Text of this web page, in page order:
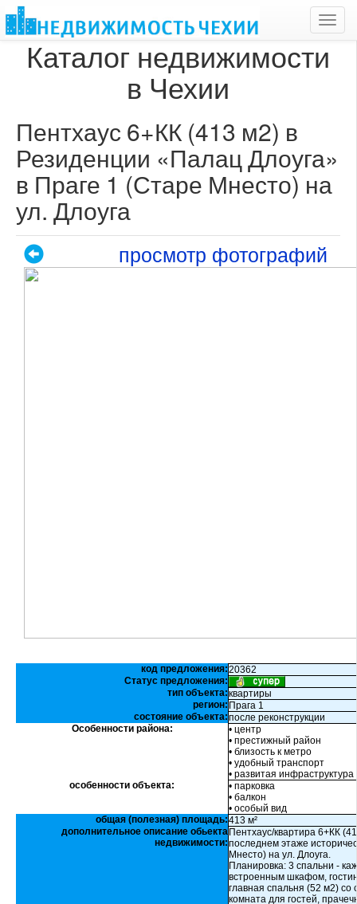
Каталог недвижимости
в Чехии
Пентхаус 6+КК (413 м2) в
Резиденции «Палац Длоуга»
в Праге 1 (Старе Мнесто) на
ул. Длоуга
просмотр фотографий
код предложения:20362
Статус предложения:
тип объекта:квартиры
регион: Прага 1
состояние объекта:после реконструкции
Особенности района:
• центр
• престижный район
• близость к метро
• удобный транспорт
• развитая инфраструктура
особенности объекта:
• парковка
• балкон
• особый вид
общая (полезная) площадь:413 м²
дополнительное описание обьекта
недвижимости:
Пентхаус/квартира 6+КК
последнем этаже
Мнесто) на ул. Длоуга.
Планировка: 3 спальни -
встроенным шкафом,
главная спальня (52 м2) со
комната для гостей,